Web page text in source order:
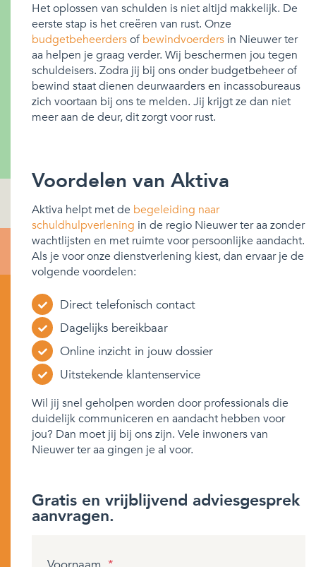
Het oplossen van schulden is niet altijd makkelijk. De
eerste stap is het creëren van rust. Onze
budgetbeheerdersofbewindvoerders in Nieuwer ter
aa helpen je graag verder. Wij beschermen jou tegen
schuldeisers. Zodra jij bij ons onder budgetbeheer of
bewind staat dienen deurwaarders en incassobureaus
zich voortaan bij ons te melden. Jij krijgt ze dan niet
meer aan de deur, dit zorgt voor rust.
Voordelen van Aktiva
Aktiva helpt met de begeleiding naar
schuldhulpverlening in de regio Nieuwer ter aa zonder
wachtlijsten en met ruimte voor persoonlijke aandacht.
Als je voor onze dienstverlening kiest, dan ervaar je de
volgende voordelen:
Direct telefonisch contact
Dagelijks bereikbaar
Online inzicht in jouw dossier
Uitstekende klantenservice
Wil jij snel geholpen worden door professionals die
duidelijk communiceren en aandacht hebben voor
jou? Dan moet jij bij ons zijn. Vele inwoners van
Nieuwer ter aa gingen je al voor.
Gratis en vrijblijvend adviesgesprek
aanvragen.